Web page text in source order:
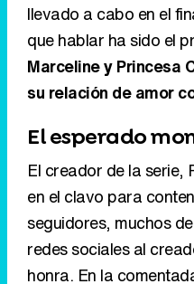
llevado a cabo en el
que hablar ha sido el
Marceline y Princesa
su relación de amor
El esperado
El creador de la serie,
en el clavo para
seguidores, muchos
redes sociales al
honra. En la